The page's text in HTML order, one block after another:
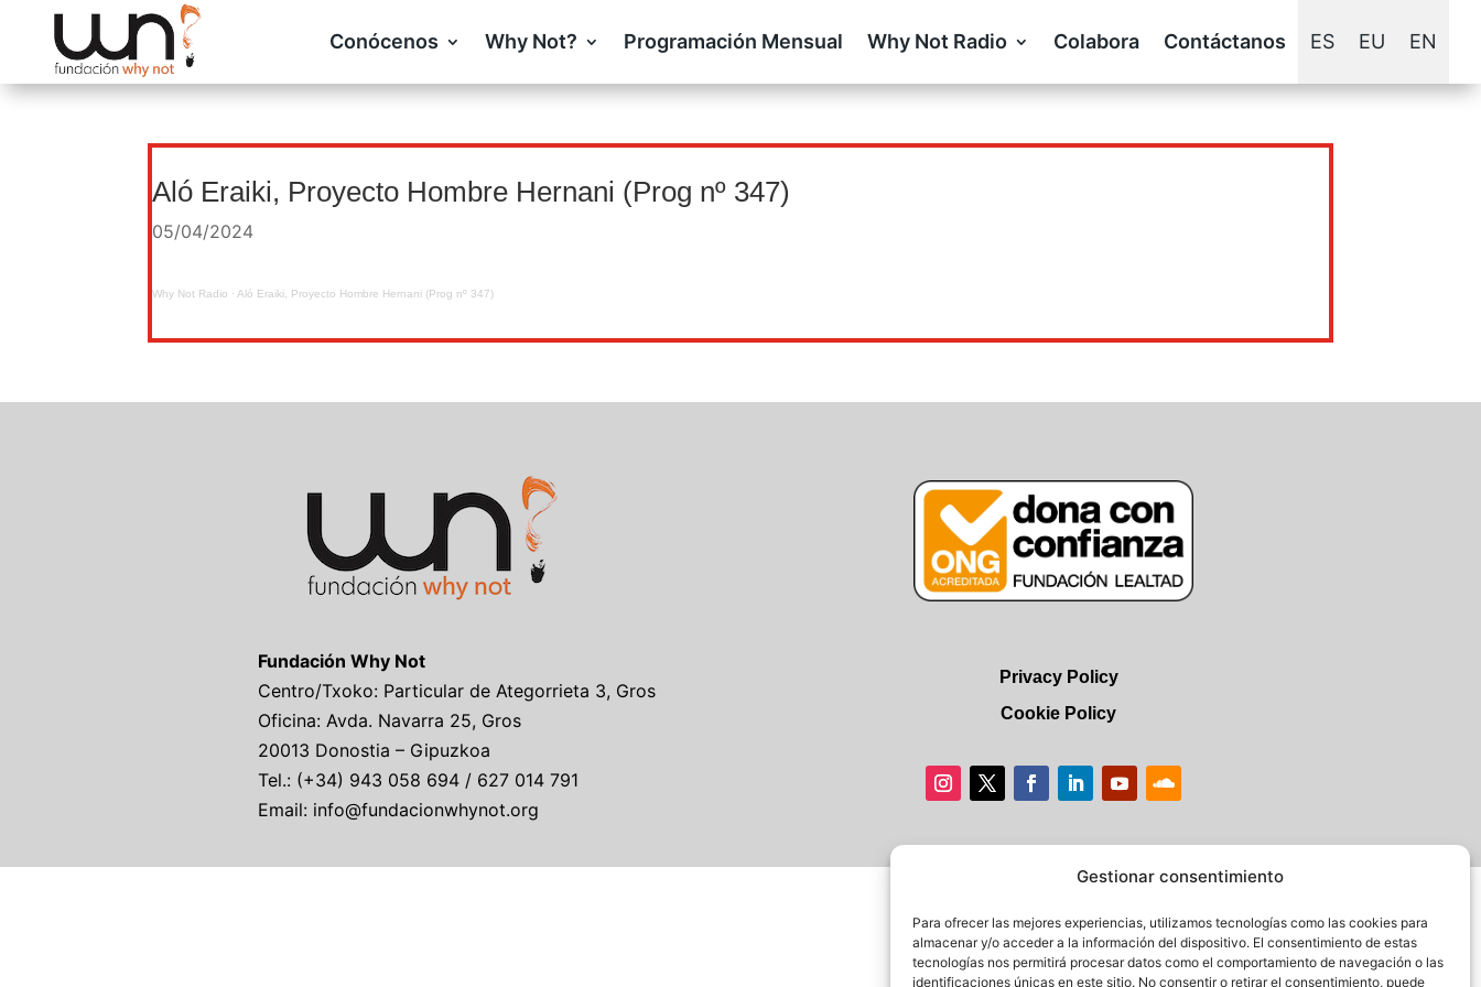
Gestionar consentimiento
Para ofrecer las mejores experiencias, utilizamos tecnologías como las cookies para
almacenar y/o acceder a la información del dispositivo. El consentimiento de estas
tecnologías nos permitirá procesar datos como el comportamiento de navegación o las
identificaciones únicas en este sitio. No consentir o retirar el consentimiento, puede
Conócenos Why Not? Programación Mensual Why Not Radio Colabora Contáctanos ES EU EN
Aló Eraiki, Proyecto Hombre Hernani (Prog nº 347)
05/04/2024
Why Not Radio · Aló Eraiki, Proyecto Hombre Hernani (Prog nº 347)
Fundación Why Not
Centro/Txoko: Particular de Ategorrieta 3, Gros
Oficina: Avda. Navarra 25, Gros
20013 Donostia – Gipuzkoa
Tel.: (+34) 943 058 694 / 627 014 791
Email: info@fundacionwhynot.org
Privacy Policy
Cookie Policy